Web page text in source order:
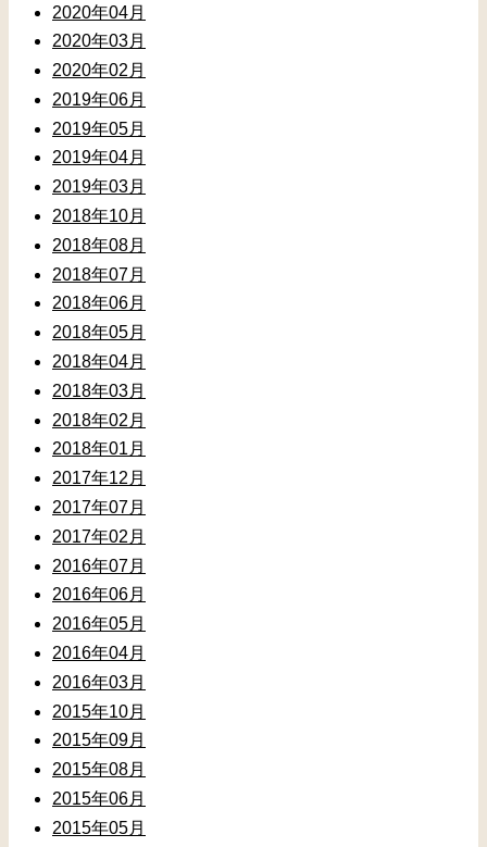
2020年04月
2020年03月
2020年02月
2019年06月
2019年05月
2019年04月
2019年03月
2018年10月
2018年08月
2018年07月
2018年06月
2018年05月
2018年04月
2018年03月
2018年02月
2018年01月
2017年12月
2017年07月
2017年02月
2016年07月
2016年06月
2016年05月
2016年04月
2016年03月
2015年10月
2015年09月
2015年08月
2015年06月
2015年05月